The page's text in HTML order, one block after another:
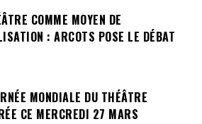
COMME MOYEN DE
: ARCOTS POSE LE DÉBAT
MONDIALE DU THÉÂTRE
CE MERCREDI 27 MARS